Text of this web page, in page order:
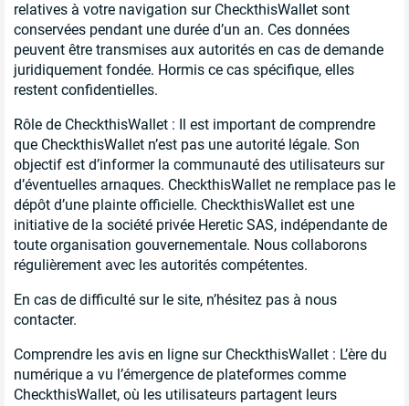
relatives à votre navigation sur CheckthisWallet sont
conservées pendant une durée d’un an. Ces données
peuvent être transmises aux autorités en cas de demande
juridiquement fondée. Hormis ce cas spécifique, elles
restent confidentielles.
Rôle de CheckthisWallet : Il est important de comprendre
que CheckthisWallet n’est pas une autorité légale. Son
objectif est d’informer la communauté des utilisateurs sur
d’éventuelles arnaques. CheckthisWallet ne remplace pas le
dépôt d’une plainte officielle. CheckthisWallet est une
initiative de la société privée Heretic SAS, indépendante de
toute organisation gouvernementale. Nous collaborons
régulièrement avec les autorités compétentes.
En cas de difficulté sur le site, n’hésitez pas à nous
contacter.
Comprendre les avis en ligne sur CheckthisWallet : L’ère du
numérique a vu l’émergence de plateformes comme
CheckthisWallet, où les utilisateurs partagent leurs